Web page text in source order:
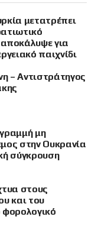
μετατρέπει
για
παιχνίδι
– Αντιστράτηγος
μη
στην Ουκρανία
σύγκρουση
στους
και του